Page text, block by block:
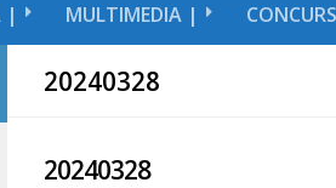
| MULTIMEDIA |
20240328
20240328